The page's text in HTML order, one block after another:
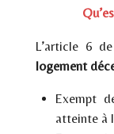
L’article 6
logement
Exempt
atteinte à